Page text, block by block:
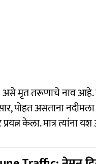
असे मृत तरूणाचे नाव आहे.
पोहत असताना
केला. मात्र त्यांना